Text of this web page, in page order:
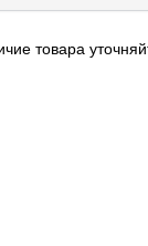
товара